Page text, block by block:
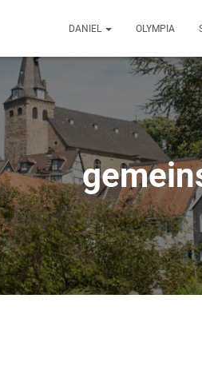
DANIEL OLYMPIA